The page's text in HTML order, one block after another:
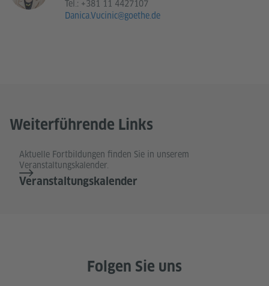
Tel.: +381 11 4427107
Danica.Vucinic@goethe.de
Weiterführende Links
Aktuelle Fortbildungen finden Sie in unserem
Veranstaltungskalender.
Veranstaltungskalender
Folgen Sie uns